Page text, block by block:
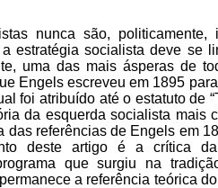
nunca são, politicamente,
estratégia socialista deve se
uma das mais ásperas de
Engels escreveu em 1895
foi atribuído até o estatuto de
da esquerda socialista mais
das referências de Engels em
deste artigo é a crítica
que surgiu na
a referência teórica